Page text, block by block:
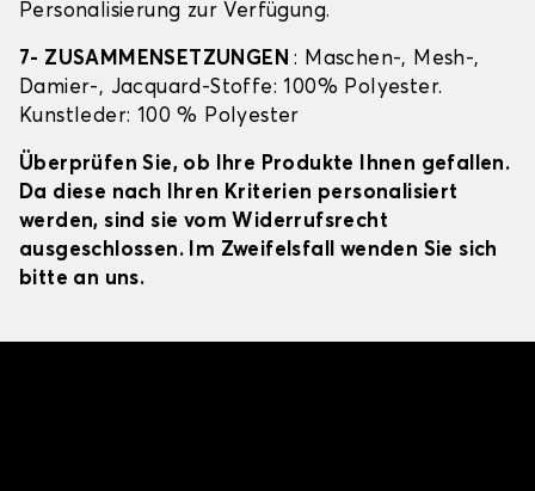
Personalisierung zur Verfügung.
7- ZUSAMMENSETZUNGEN: Maschen-, Mesh-,
Damier-, Jacquard-Stoffe: 100% Polyester.
Kunstleder: 100 % Polyester
Überprüfen Sie, ob Ihre Produkte Ihnen gefallen.
Da diese nach Ihren Kriterien personalisiert
werden, sind sie vom Widerrufsrecht
ausgeschlossen. Im Zweifelsfall wenden Sie sich
bitte an uns.